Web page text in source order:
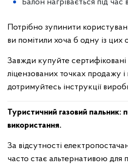
Балон нагрівається під час
Потрібно зупинити
ви помітили хоча б одну із цих
Завжди купуйте
ліцензованих точках продажу
дотримуйтесь інструкції
Туристичний газовий пальник:
використання.
За відсутності
часто стає альтернативою для